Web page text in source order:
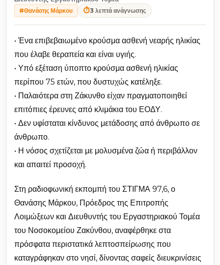
#Θανάσης Μάρκου ⏱3 λεπτά ανάγνωσης
• Ένα επιβεβαιωμένο κρούσμα ασθενή νεαρής ηλικίας
που έλαβε θεραπεία και είναι υγιής.
• Υπό εξέταση ύποπτο κρούσμα ασθενή ηλικίας
περίπου 75 ετών, που δυστυχώς κατέληξε.
• Παλαιότερα στη Ζάκυνθο είχαν πραγματοποιηθεί
επιτόπιες έρευνες από κλιμάκια του ΕΟΔΥ.
• Δεν υφίσταται κίνδυνος μετάδοσης από άνθρωπο σε
άνθρωπο.
• Η νόσος σχετίζεται με μολυσμένα ζώα ή περιβάλλον
και απαιτεί προσοχή.
Στη ραδιοφωνική εκπομπή του ΣΤΙΓΜΑ 97,6, ο
Θανάσης Μάρκου, Πρόεδρος της Επιτροπής
Λοιμώξεων και Διευθυντής του Εργαστηριακού Τομέα
του Νοσοκομείου Ζακύνθου, αναφέρθηκε στα
πρόσφατα περιστατικά λεπτοσπείρωσης που
καταγράφηκαν στο νησί, δίνοντας σαφείς διευκρινίσεις